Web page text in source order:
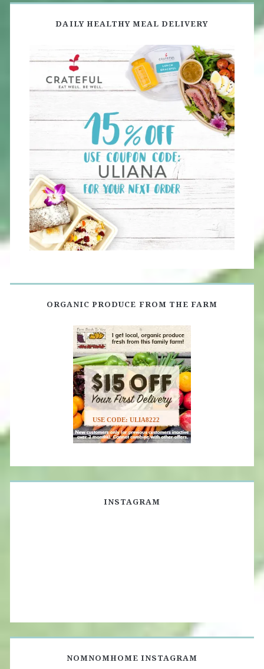
DAILY HEALTHY MEAL DELIVERY
ORGANIC PRODUCE FROM THE FARM
USE CODE: ULIA8222
INSTAGRAM
NOMNOMHOME INSTAGRAM